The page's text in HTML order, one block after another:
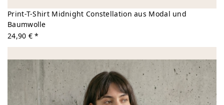
Print-T-Shirt Midnight Constellation aus Modal und
Baumwolle
24,90 € *